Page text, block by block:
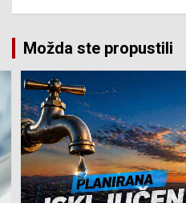
Možda ste propustili